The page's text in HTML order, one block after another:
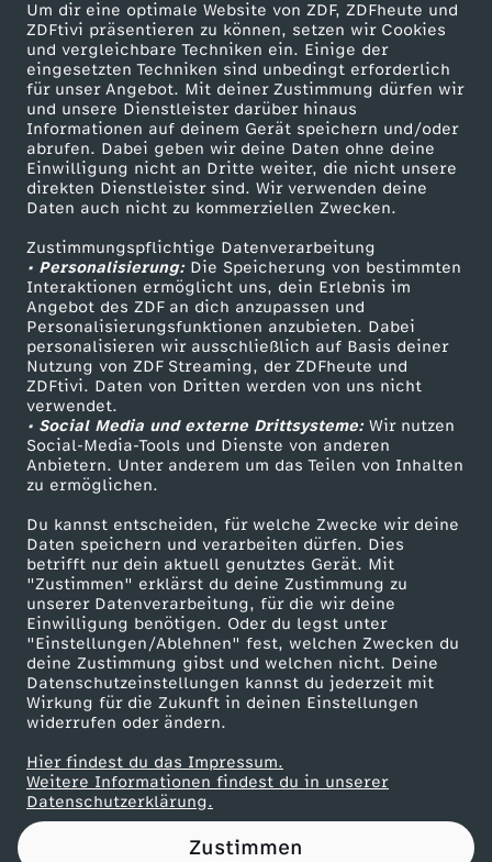
Um dir eine optimale Website von ZDF, ZDFheute und
ZDFtivi präsentieren zu können, setzen wir Cookies
und vergleichbare Techniken ein. Einige der
eingesetzten Techniken sind unbedingt erforderlich
für unser Angebot. Mit deiner Zustimmung dürfen wir
und unsere Dienstleister darüber hinaus
Informationen auf deinem Gerät speichern und/oder
abrufen. Dabei geben wir deine Daten ohne deine
Einwilligung nicht an Dritte weiter, die nicht unsere
direkten Dienstleister sind. Wir verwenden deine
Daten auch nicht zu kommerziellen Zwecken.
Zustimmungspflichtige Datenverarbeitung
• Personalisierung:Die Speicherung von bestimmten
Interaktionen ermöglicht uns, dein Erlebnis im
Angebot des ZDF an dich anzupassen und
Personalisierungsfunktionen anzubieten. Dabei
personalisieren wir ausschließlich auf Basis deiner
Nutzung von ZDF Streaming, der ZDFheute und
ZDFtivi. Daten von Dritten werden von uns nicht
verwendet.
• Social Media und externe Drittsysteme:Wir nutzen
Social-Media-Tools und Dienste von anderen
Anbietern. Unter anderem um das Teilen von Inhalten
zu ermöglichen.
Du kannst entscheiden, für welche Zwecke wir deine
Daten speichern und verarbeiten dürfen. Dies
betrifft nur dein aktuell genutztes Gerät. Mit
"Zustimmen" erklärst du deine Zustimmung zu
unserer Datenverarbeitung, für die wir deine
Einwilligung benötigen. Oder du legst unter
"Einstellungen/Ablehnen" fest, welchen Zwecken du
deine Zustimmung gibst und welchen nicht. Deine
Datenschutzeinstellungen kannst du jederzeit mit
Wirkung für die Zukunft in deinen Einstellungen
widerrufen oder ändern.
Hier findest du das Impressum.
Weitere Informationen findest du in unserer
Datenschutzerklärung.
Zustimmen
-
i
n
E
u
r
o
p
a
v
o
m
2
8
.
A
Mehr ZDF
ZDF-Apps
Smart TV
ZDFtext
Livestreams
Sendungen A-Z
TV-Programm
Service
ZDFmitreden
Kontakt zum ZDF
Tickets
Zuschauerservice
Hilfe
ZDF Unternehmen
Karriere
ZDF goes Schule
Werbefernsehen
Mainzelmännchen
Partner